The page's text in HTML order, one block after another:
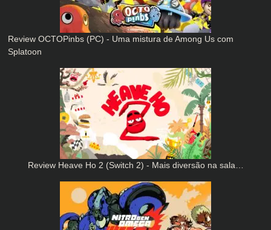
Review OCTOPinbs (PC) - Uma mistura de Among Us com
Splatoon
Review Heave Ho 2 (Switch 2) - Mais diversão na sala…